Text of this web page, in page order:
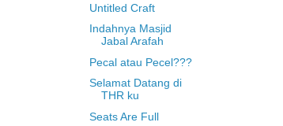
Untitled Craft
Indahnya Masjid
Jabal Arafah
Pecal atau Pecel???
Selamat Datang di
THR ku
Seats Are Full